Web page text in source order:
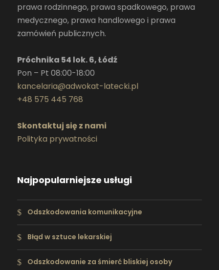
prawa rodzinnego, prawa spadkowego, prawa
medycznego, prawa handlowego i prawa
zamówień publicznych.
Próchnika 54 lok. 6, Łódź
Pon – Pt 08:00-18:00
kancelaria@adwokat-latecki.pl
+48 575 445 768
Skontaktuj się z nami
Polityka prywatności
Najpopularniejsze usługi
Odszkodowania komunikacyjne
Błąd w sztuce lekarskiej
Odszkodowanie za śmierć bliskiej osoby